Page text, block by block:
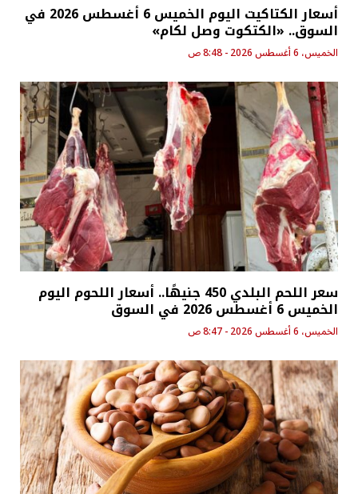
أسعار الكتاكيت اليوم الخميس 6 أغسطس 2026 في
السوق.. «الكتكوت وصل لكام»
الخميس، 6 أغسطس 2026 - 8:48 ص
سعر اللحم البلدي 450 جنيهًا.. أسعار اللحوم اليوم
الخميس 6 أغسطس 2026 في السوق
الخميس، 6 أغسطس 2026 - 8:47 ص